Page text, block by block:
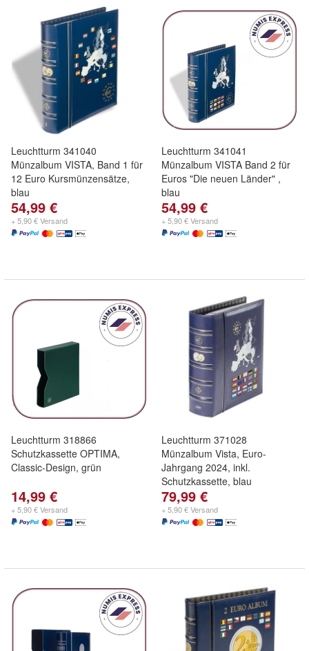
Leuchtturm 341040
Münzalbum VISTA, Band 1 für
12 Euro Kursmünzensätze,
blau
54,99 €
+ 5,90 € Versand
Leuchtturm 341041
Münzalbum VISTA Band 2 für
Euros "Die neuen Länder" ,
blau
54,99 €
+ 5,90 € Versand
Leuchtturm 318866
Schutzkassette OPTIMA,
Classic-Design, grün
14,99 €
+ 5,90 € Versand
Leuchtturm 371028
Münzalbum Vista, Euro-
Jahrgang 2024, inkl.
Schutzkassette, blau
79,99 €
+ 5,90 € Versand